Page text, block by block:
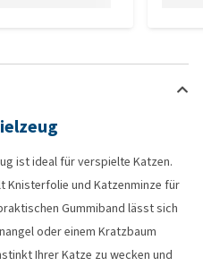
ist ideal für verspielte Katzen.
Knisterfolie und Katzenminze für
Gummiband lässt sich
oder einem Kratzbaum
Ihrer Katze zu wecken und